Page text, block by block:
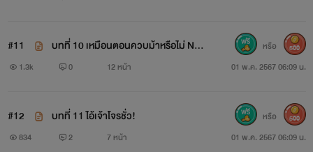
ที่แต่งขึ้นเป็นเพียงจินตนาการของผู้เขียนเท่านั้น ห้ามคัดลอกหรือ
นำไปดัดแปลงโดยเด็ดขาด
#11
บทที่ 10 เหมือนตอนควบม้าหรือไม่ NC
แซ่บมากกก
1.3k 0 12 หน้า 01 พ.ค. 2567 06:09 น.
หรือ 500
#12 บทที่ 11 ไอ้เจ้าโจรชั่ว!
834 2 7 หน้า 01 พ.ค. 2567 06:09 น.
หรือ 500